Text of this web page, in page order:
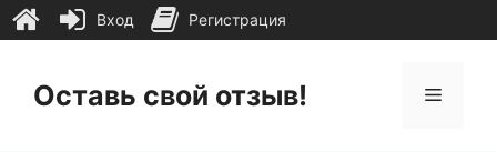
содержимому
Оставь свой отзыв! Меню
Вход Регистрация